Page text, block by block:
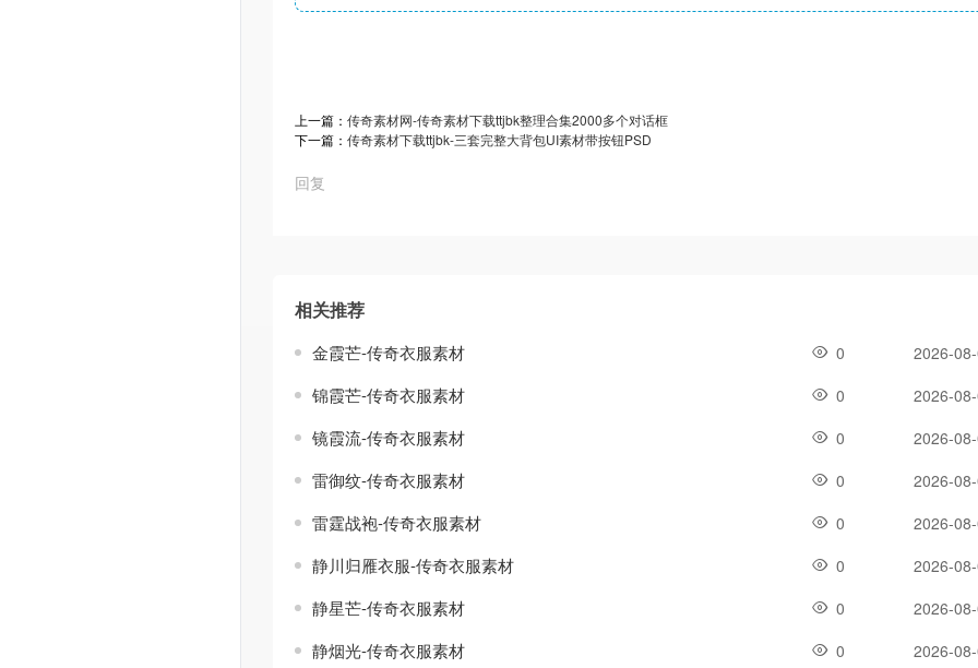
上一篇： 传奇素材网-传奇素材下载ttjbk整理合集2000多个对话框
下一篇： 传奇素材下载ttjbk-三套完整大背包UI素材带按钮PSD
回复
相关推荐
金霞芒-传奇衣服素材 0 2026-
锦霞芒-传奇衣服素材 0 2026-
镜霞流-传奇衣服素材 0 2026-
雷御纹-传奇衣服素材 0 2026-
雷霆战袍-传奇衣服素材 0 2026-
静川归雁衣服-传奇衣服素材 0 2026-
静星芒-传奇衣服素材 0 2026-
静烟光-传奇衣服素材 0 2026-